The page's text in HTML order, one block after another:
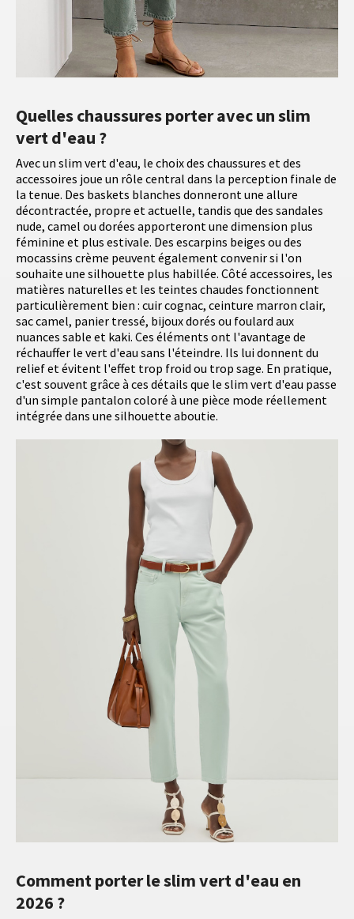
Quelles chaussures porter avec un slim
vert d'eau ?
Avec un slim vert d'eau, le choix des chaussures et des
accessoires joue un rôle central dans la perception finale de
la tenue. Des baskets blanches donneront une allure
décontractée, propre et actuelle, tandis que des sandales
nude, camel ou dorées apporteront une dimension plus
féminine et plus estivale. Des escarpins beiges ou des
mocassins crème peuvent également convenir si l'on
souhaite une silhouette plus habillée. Côté accessoires, les
matières naturelles et les teintes chaudes fonctionnent
particulièrement bien : cuir cognac, ceinture marron clair,
sac camel, panier tressé, bijoux dorés ou foulard aux
nuances sable et kaki. Ces éléments ont l'avantage de
réchauffer le vert d'eau sans l'éteindre. Ils lui donnent du
relief et évitent l'effet trop froid ou trop sage. En pratique,
c'est souvent grâce à ces détails que le slim vert d'eau passe
d'un simple pantalon coloré à une pièce mode réellement
intégrée dans une silhouette aboutie.
Comment porter le slim vert d'eau en
2026 ?